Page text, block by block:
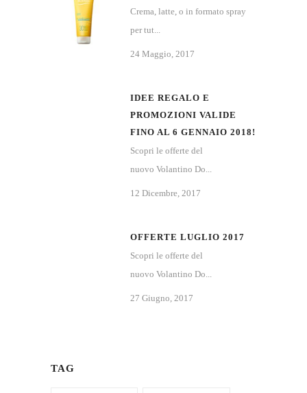
Crema, latte, o in formato spray
per tut...
24 Maggio, 2017
IDEE REGALO E
PROMOZIONI VALIDE
FINO AL 6 GENNAIO 2018!
Scopri le offerte del
nuovo Volantino Do...
12 Dicembre, 2017
OFFERTE LUGLIO 2017
Scopri le offerte del
nuovo Volantino Do...
27 Giugno, 2017
TAG